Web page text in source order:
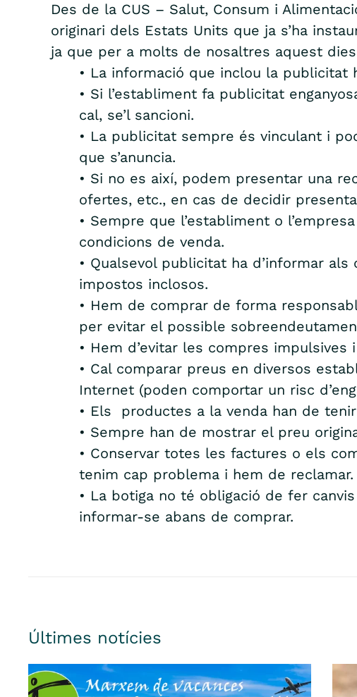
Des de la CUS – Salut, Consum i
originari dels Estats Units que ja s’ha
ja que per a molts de nosaltres aquest
• La informació que inclou la publicitat
• Si l’establiment fa publicitat
cal, se’l sancioni.
• La publicitat sempre és vinculant i
que s’anuncia.
• Si no es així, podem presentar una
ofertes, etc., en cas de decidir
• Sempre que l’establiment o
condicions de venda.
• Qualsevol publicitat ha d’informar
impostos inclosos.
• Hem de comprar de forma
per evitar el possible
• Hem d’evitar les compres
• Cal comparar preus en diversos
Internet (poden comportar un risc
• Els productes a la venda han de
• Sempre han de mostrar el preu
• Conservar totes les factures o els
tenim cap problema i hem de reclamar.
• La botiga no té obligació de fer
informar-se abans de comprar.
Últimes notícies